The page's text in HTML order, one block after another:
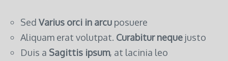
Sed Varius orci in arcu posuere
Aliquam erat volutpat. Curabitur neque justo
Duis a Sagittis ipsum, at lacinia leo